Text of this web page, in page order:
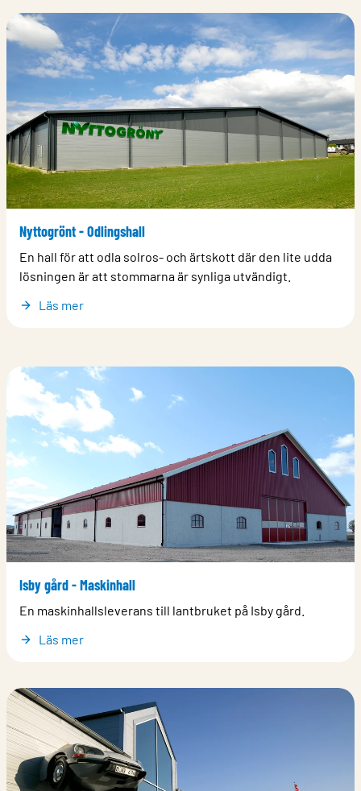
Nyttogrönt - Odlingshall
En hall för att odla solros- och ärtskott där den lite udda
lösningen är att stommarna är synliga utvändigt.
Läs mer
Isby gård - Maskinhall
En maskinhallsleverans till lantbruket på Isby gård.
Läs mer